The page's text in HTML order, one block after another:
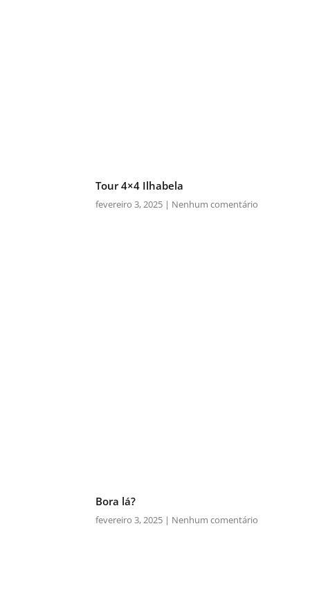
Tour 4×4 Ilhabela
fevereiro 3, 2025 Nenhum comentário
Bora lá?
fevereiro 3, 2025 Nenhum comentário